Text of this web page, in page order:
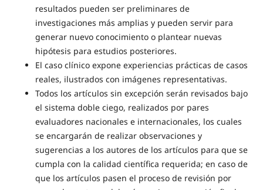
resultados pueden ser preliminares de
investigaciones más amplias y pueden servir para
generar nuevo conocimiento o plantear nuevas
hipótesis para estudios posteriores.
El caso clínico expone experiencias prácticas de casos
reales, ilustrados con imágenes representativas.
Todos los artículos sin excepción serán revisados bajo
el sistema doble ciego, realizados por pares
evaluadores nacionales e internacionales, los cuales
se encargarán de realizar observaciones y
sugerencias a los autores de los artículos para que se
cumpla con la calidad científica requerida; en caso de
que los artículos pasen el proceso de revisión por